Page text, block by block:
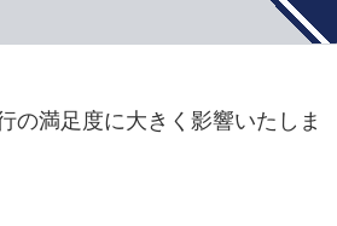
の満足度に大きく影響いたしま